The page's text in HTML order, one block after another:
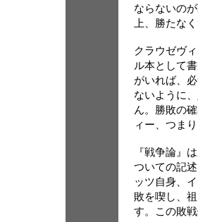
ならないの
上、勝たな
クラウゼヴ
ル本として
がいれば、
ないように
ん。勝敗の
ィー、つま
『戦争論』
ついての記
ッツ自身、
敗を喫し、
す。この敗